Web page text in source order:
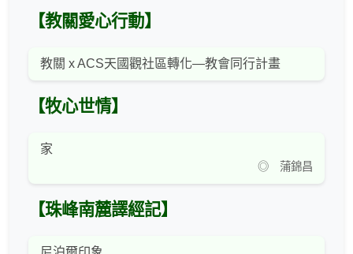
【教關愛心行動】
教關 x ACS天國觀社區轉化—教會同行計畫
【牧心世情】
家
◎ 蒲錦昌
【珠峰南麓譯經記】